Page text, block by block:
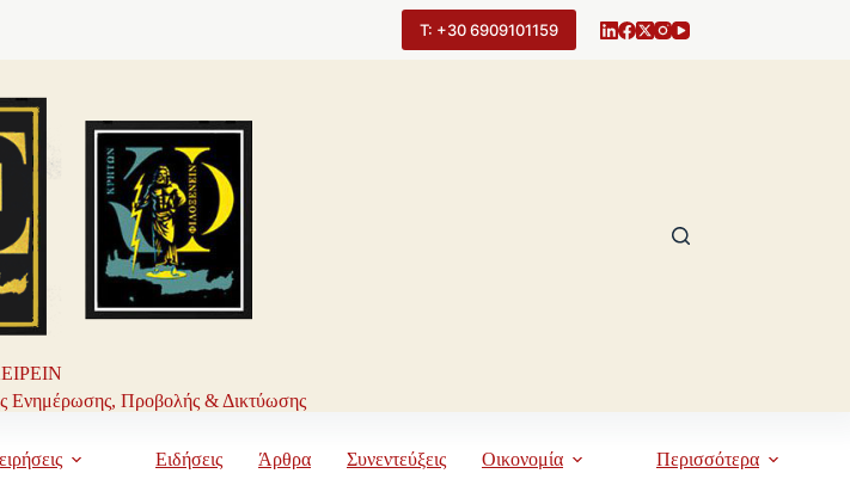
Τ: +30 6909101159
Ενημέρωσης, Προβολής & Δικτύωσης
Ειδήσεις Άρθρα Συνεντεύξεις Οικονομία Περισσότερα